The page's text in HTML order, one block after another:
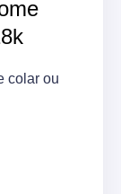
colar ou